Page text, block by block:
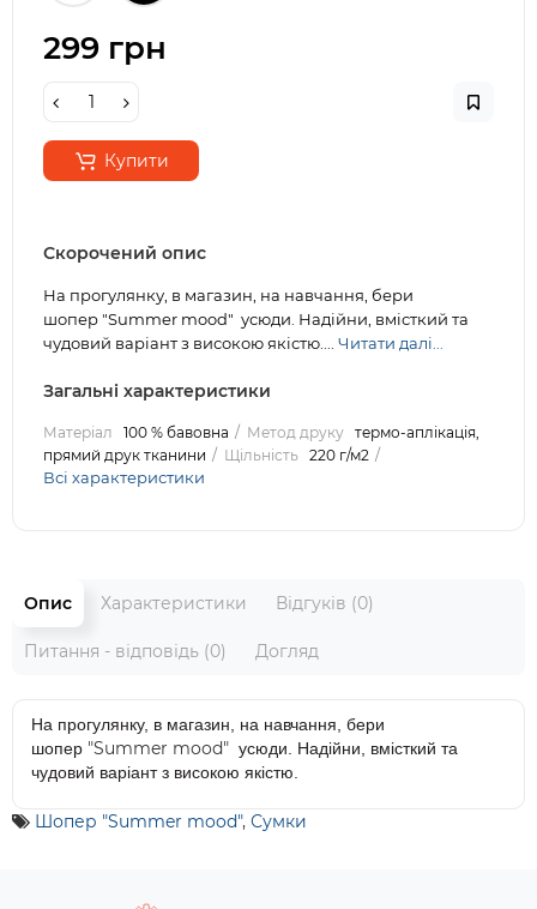
299 грн
Купити
Скорочений опис
На прогулянку, в магазин, на навчання, бери
шопер "Summer mood" усюди. Надійни, вмісткий та
чудовий варіант з високою якістю.... Читати далі...
Загальні характеристики
Матеріал 100 % бавовна Метод друку термо-аплікація,
прямий друк тканини
Щільність 220 г/м2
Всі характеристики
Опис Характеристики Відгуків (0)
Питання - відповідь (0) Догляд
На прогулянку, в магазин, на навчання, бери
шопер "Summer mood" усюди. Надійни, вмісткий та
чудовий варіант з високою якістю.
Шопер "Summer mood", Сумки